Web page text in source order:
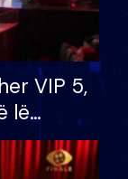
VIP 5,
lë
për